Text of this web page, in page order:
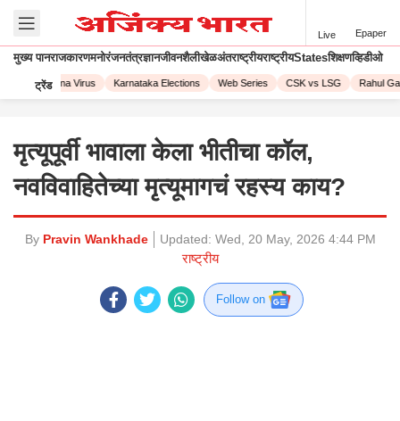
Live Epaper
मुख्य पानराजकारणमनोरंजनतंत्रज्ञानजीवनशैलीखेळअंतराष्ट्रीयराष्ट्रीयStatesशिक्षणव्हिडीओ
ट्रेंड
Corona Virus Karnataka Elections Web Series CSK vs LSG Rahul
मृत्यूपूर्वी भावाला केला भीतीचा कॉल,
नवविवाहितेच्या मृत्यूमागचं रहस्य काय?
By Pravin Wankhade Updated: Wed, 20 May, 2026 4:44 PM
राष्ट्रीय
Follow on